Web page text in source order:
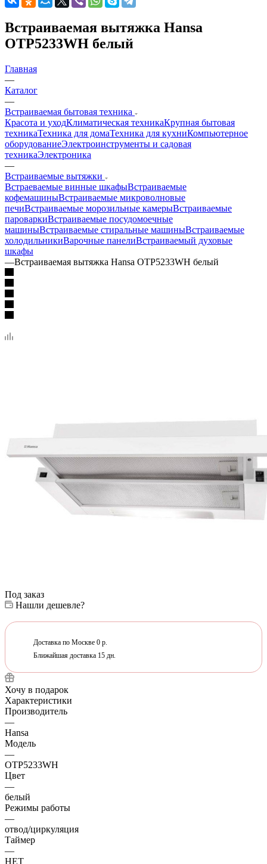
Встраиваемая вытяжка Hansa
OTP5233WH белый
Главная
—
Каталог
—
Встраиваемая бытовая техника
Красота и уходКлиматическая техникаКрупная бытовая
техникаТехника для домаТехника для кухниКомпьютерное
оборудованиеЭлектроинструменты и садовая
техникаЭлектроника
—
Встраиваемые вытяжки
Встраеваемые винные шкафыВстраиваемые
кофемашиныВстраиваемые микроволновые
печиВстраиваемые морозильные камерыВстраиваемые
пароваркиВстраиваемые посудомоечные
машиныВстраиваемые стиральные машиныВстраиваемые
холодильникиВарочные панелиВстраиваемый духовые
шкафы
—Встраиваемая вытяжка Hansa OTP5233WH белый
Под заказ
Нашли дешевле?
Доставка по Москве 0 р.
Ближайшая доставка 15 дн.
Хочу в подарок
Характеристики
Производитель
—
Hansa
Модель
—
OTP5233WH
Цвет
—
белый
Режимы работы
—
отвод/циркуляция
Таймер
—
НЕТ